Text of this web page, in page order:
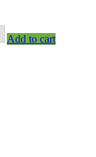
Add to cart